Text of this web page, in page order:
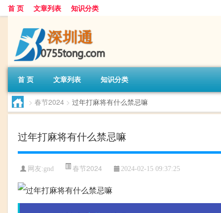
首 页 文章列表 知识分类
首 页 文章列表 知识分类
> 春节2024 > 过年打麻将有什么禁忌嘛
过年打麻将有什么禁忌嘛
网友:gnd 春节2024 2024-02-15 09:37:25